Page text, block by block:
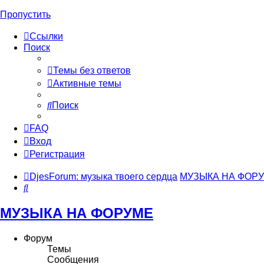
Пропустить
Ссылки
Поиск
Темы без ответов
Активные темы
Поиск
FAQ
Вход
Регистрация
DjesForum: музыка твоего сердца МУЗЫКА НА
Поиск
МУЗЫКА НА ФОРУМЕ
Форум
Темы
Сообщения